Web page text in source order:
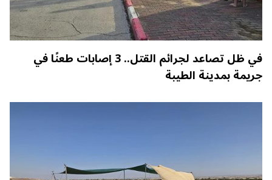
في ظل تصاعد لجرائم القتل.. 3 إصابات طعنًا في
جريمة بمدينة الطيبة